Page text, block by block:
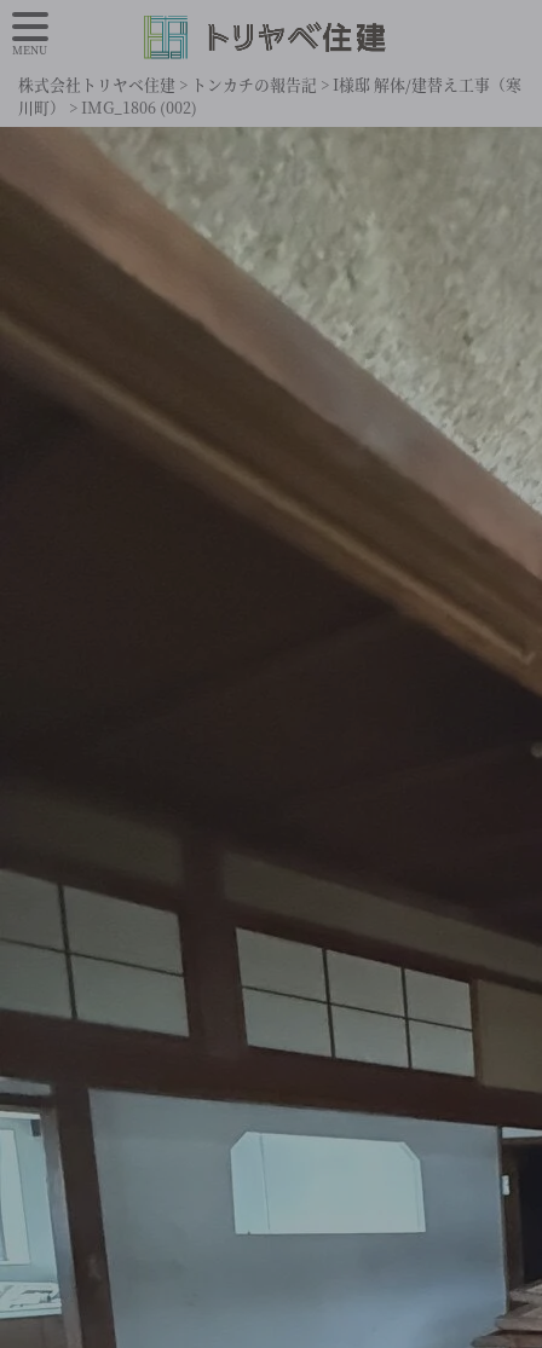
株式会社トリヤベ住建 > トンカチの報告記 > I様邸 解体/建替え工事（寒
川町）
> IMG_1806 (002)
MENU